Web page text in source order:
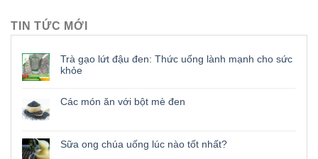
TIN TỨC MỚI
Trà gạo lứt đậu đen: Thức uống lành mạnh cho sức
khỏe
Các món ăn với bột mè đen
Sữa ong chúa uống lúc nào tốt nhất?